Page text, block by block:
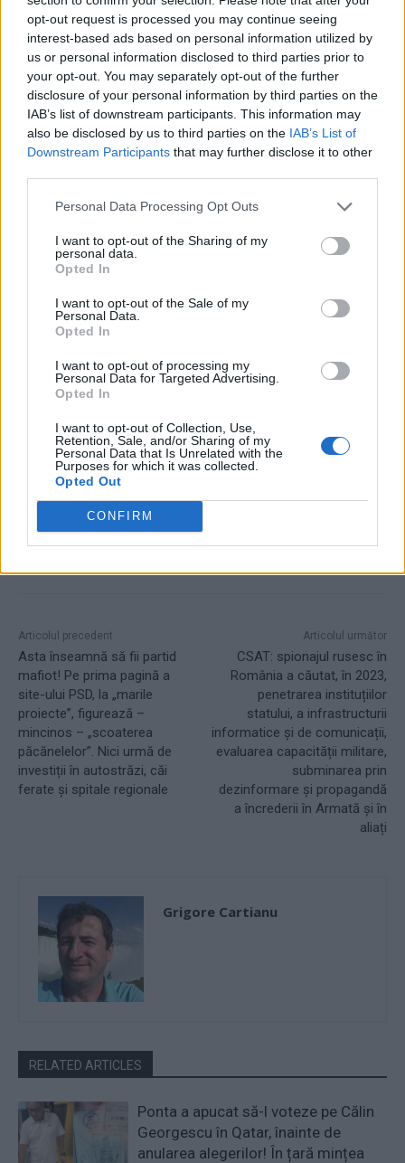
opt-out request is processed you may continue seeing
interest-based ads based on personal information utilized by
us or personal information disclosed to third parties prior to
your opt-out. You may separately opt-out of the further
disclosure of your personal information by third parties on the
IAB’s list of downstream participants. This information may
also be disclosed by us to third parties on the IAB’s List of
Downstream Participants that may further disclose it to other
Personal Data Processing Opt Outs
I want to opt-out of the Sharing of my
personal data.
Opted In
I want to opt-out of the Sale of my
Personal Data.
Opted In
I want to opt-out of processing my
Personal Data for Targeted Advertising.
Opted In
I want to opt-out of Collection, Use,
Retention, Sale, and/or Sharing of my
Personal Data that Is Unrelated with the
Purposes for which it was collected.
Opted Out
CONFIRM
la UE 92 de miliarde euro și a plătit doar 30
*Neamțu a luat țeapă: nu va fi
europarlamentar! Simion i-a dat doar locul 10
pe lista AUR. O consolare ar fi un mandat de
deputat sau senator în decembrie
mondial, fără Simona Halep și Sorana Cîrstea!
Ana Bogdan și Jaqueline Cristian au întors
Ucraina de la 0-2 la 3-2. Un antrenor magistral:
Horia Tecău
atacuri calamitate nicușor dan
Articolul precedent
Asta înseamnă să fii partid
mafiot! Pe prima pagină a
site-ului PSD, la „marile
proiecte”, figurează –
mincinos – „scoaterea
păcănelelor”. Nici urmă de
investiții în autostrăzi, căi
ferate și spitale regionale
Articolul următor
CSAT: spionajul rusesc în
România a căutat, în 2023,
penetrarea instituțiilor
statului, a infrastructurii
informatice și de comunicații,
evaluarea capacității militare,
subminarea prin
dezinformare și propagandă
a încrederii în Armată și în
aliați
Grigore Cartianu
RELATED ARTICLES
Ponta a apucat să-l voteze pe Călin
Georgescu în Qatar, înainte de
anularea alegerilor! În țară mințea